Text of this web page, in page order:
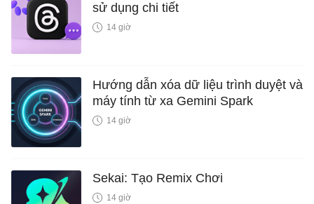
sử dụng chi tiết
14 giờ
Hướng dẫn xóa dữ liệu trình duyệt và
máy tính từ xa Gemini Spark
14 giờ
Sekai: Tạo Remix Chơi
14 giờ